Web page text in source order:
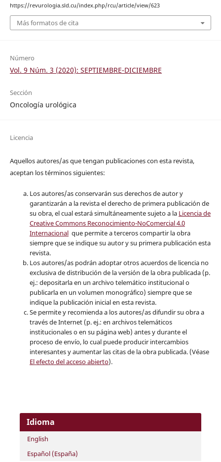
https://revurologia.sld.cu/index.php/rcu/article/view/623
Más formatos de cita
Número
Vol. 9 Núm. 3 (2020): SEPTIEMBRE-DICIEMBRE
Sección
Oncología urológica
Licencia
Aquellos autores/as que tengan publicaciones con esta revista,
aceptan los términos siguientes:
Los autores/as conservarán sus derechos de autor y
garantizarán a la revista el derecho de primera publicación de
su obra, el cual estará simultáneamente sujeto a la Licencia de
Creative Commons Reconocimiento-NoComercial 4.0
Internacionalque permite a terceros compartir la obra
siempre que se indique su autor y su primera publicación esta
revista.
Los autores/as podrán adoptar otros acuerdos de licencia no
exclusiva de distribución de la versión de la obra publicada (p.
ej.: depositarla en un archivo telemático institucional o
publicarla en un volumen monográfico) siempre que se
indique la publicación inicial en esta revista.
Se permite y recomienda a los autores/as difundir su obra a
través de Internet (p. ej.: en archivos telemáticos
institucionales o en su página web) antes y durante el
proceso de envío, lo cual puede producir intercambios
interesantes y aumentar las citas de la obra publicada. (Véase
El efecto del acceso abierto).
Idioma
English
Español (España)